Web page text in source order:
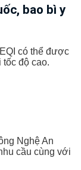
bao bì y
có thể được
độ cao.
Nghệ An
cầu cùng với